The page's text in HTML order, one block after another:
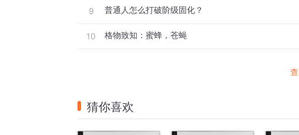
9 普通人怎么打破阶级固化？
10 格物致知：蜜蜂，苍蝇
猜你喜欢